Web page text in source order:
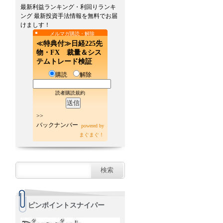
最新利益ランキング・利回りランキ
ング 最新投資手法情報を無料でお届
けましす！
メルマガ購読・解除
≪特典付≫日経225先
物・FX 裁量＆シス
テムトレード検証
購読 解除
読者購読規約
>>
バックナンバー
powered by
まぐまぐ！
ピンポイントスナイパー